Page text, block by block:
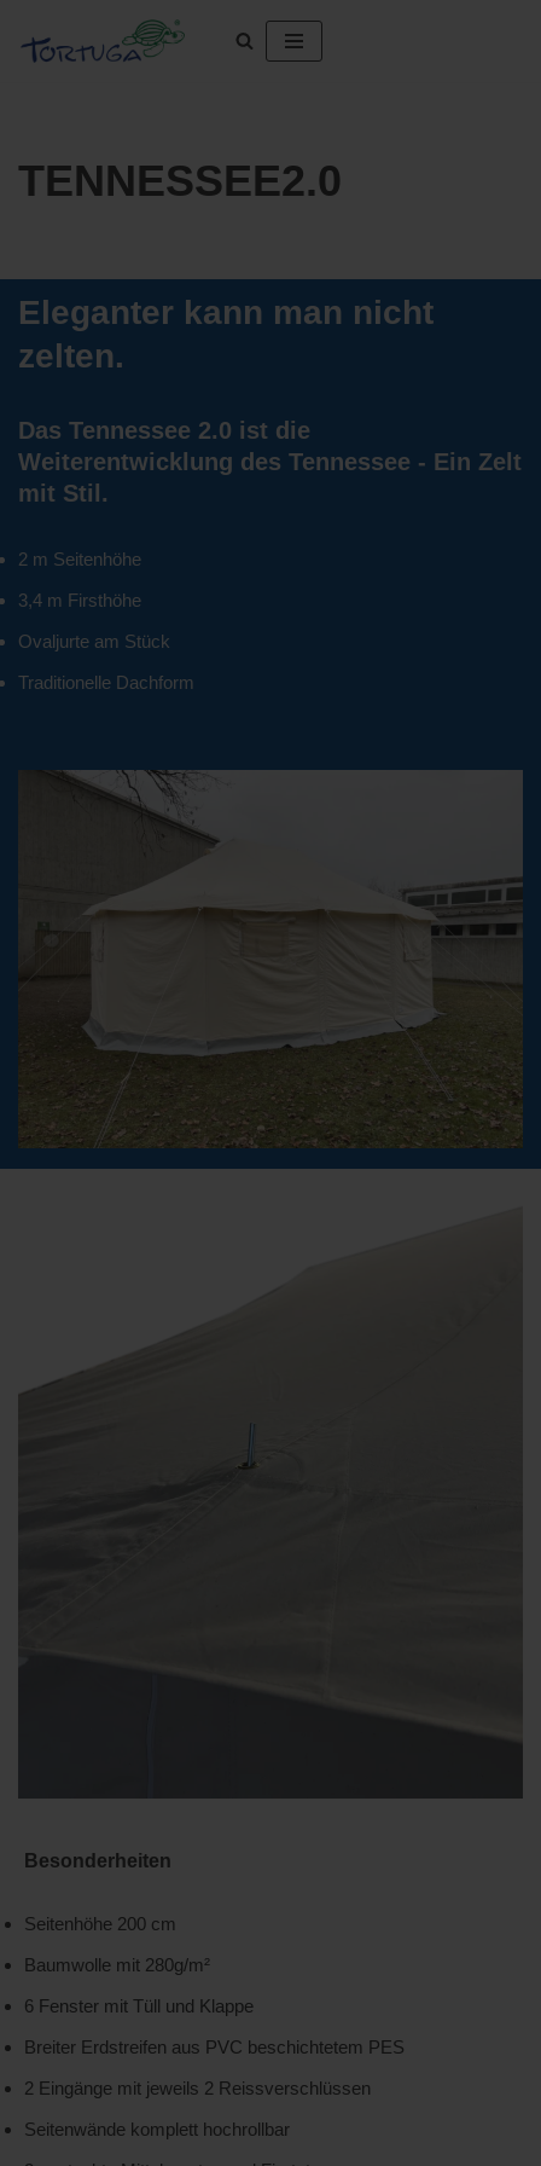
Zum
TENNESSEE2.0
Eleganter kann man nicht
zelten.
Das Tennessee 2.0 ist die
Weiterentwicklung des Tennessee - Ein Zelt
mit Stil.
2 m Seitenhöhe
3,4 m Firsthöhe
Ovaljurte am Stück
Traditionelle Dachform
Besonderheiten
Seitenhöhe 200 cm
Baumwolle mit 280g/m²
6 Fenster mit Tüll und Klappe
Breiter Erdstreifen aus PVC beschichtetem PES
2 Eingänge mit jeweils 2 Reissverschlüssen
Seitenwände komplett hochrollbar